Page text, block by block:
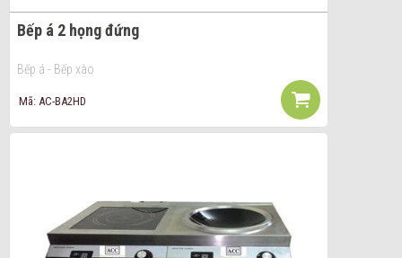
Bếp á 2 họng đứng
Bếp á - Bếp xào
Mã: AC-BA2HD